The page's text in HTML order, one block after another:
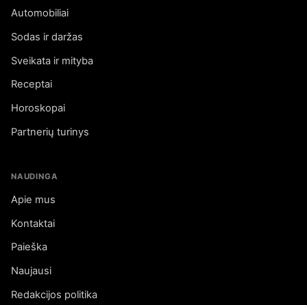
Automobiliai
Sodas ir daržas
Sveikata ir mityba
Receptai
Horoskopai
Partnerių turinys
NAUDINGA
Apie mus
Kontaktai
Paieška
Naujausi
Redakcijos politika